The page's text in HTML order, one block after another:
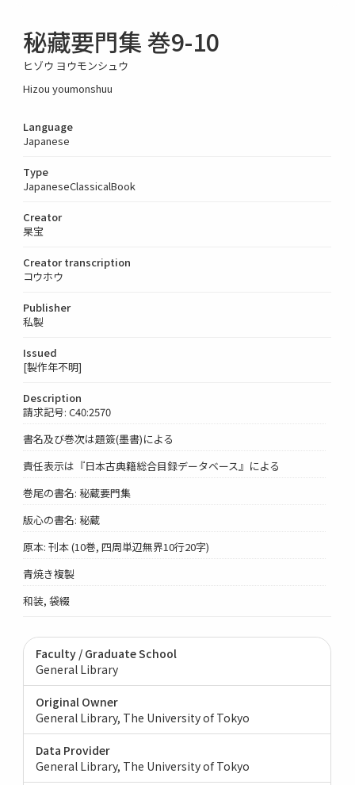
秘藏要門集 巻9-10
ヒゾウ ヨウモンシュウ
Hizou youmonshuu
Language
Japanese
Type
JapaneseClassicalBook
Creator
杲宝
Creator transcription
コウホウ
Publisher
私製
Issued
[製作年不明]
Description
請求記号: C40:2570
書名及び巻次は題簽(墨書)による
責任表示は『日本古典籍総合目録データベース』による
巻尾の書名: 秘蔵要門集
版心の書名: 秘蔵
原本: 刊本 (10巻, 四周単辺無界10行20字)
青焼き複製
和装, 袋綴
Faculty / Graduate School
General Library
Original Owner
General Library, The University of Tokyo
Data Provider
General Library, The University of Tokyo